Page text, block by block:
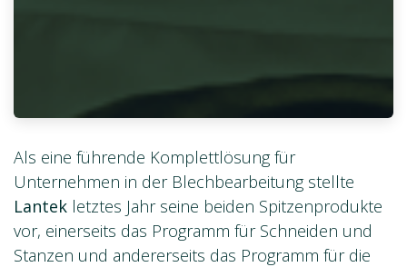
Als eine führende Komplettlösung für
Unternehmen in der Blechbearbeitung stellte
Lantek letztes Jahr seine beiden Spitzenprodukte
vor, einerseits das Programm für Schneiden und
Stanzen und andererseits das Programm für die